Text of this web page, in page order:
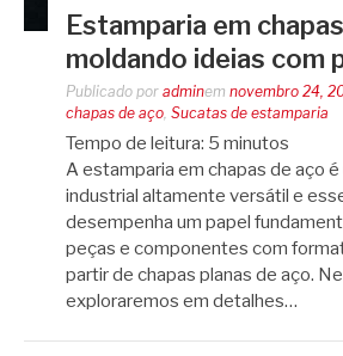
Estamparia em
moldando ideias com
Publicado por adminem novembro 24,
chapas de aço Sucatas de estamparia
Tempo de leitura: 5 minutos
A estamparia em chapas de aço
industrial altamente versátil e
desempenha um papel
peças e componentes com
partir de chapas planas de aço.
exploraremos em detalhes…